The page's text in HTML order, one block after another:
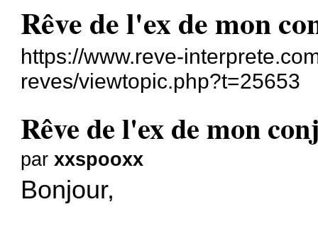
Rêve de l'ex de mon
https://www.reve-
reves/viewtopic.php?t=25653
Rêve de l'ex de mon
parxxspooxx
Bonjour,